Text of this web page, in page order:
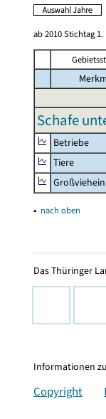
ab 2010 Stichtag
Schafe
Betriebe
Tiere
▴ nach oben
Das Thüringer
Informationen
Copyright